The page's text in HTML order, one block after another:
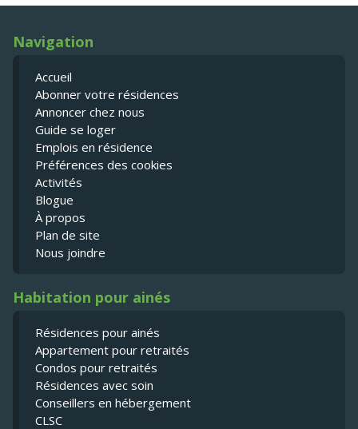
Navigation
Accueil
Abonner votre résidences
Annoncer chez nous
Guide se loger
Emplois en résidence
Préférences des cookies
Activités
Blogue
À propos
Plan de site
Nous joindre
Habitation pour ainés
Résidences pour ainés
Appartement pour retraités
Condos pour retraités
Résidences avec soin
Conseillers en hébergement
CLSC